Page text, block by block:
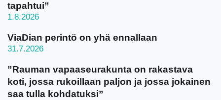
tapahtui”
1.8.2026
ViaDian perintö on yhä ennallaan
31.7.2026
”Rauman vapaaseurakunta on rakastava
koti, jossa rukoillaan paljon ja jossa jokainen
saa tulla kohdatuksi”